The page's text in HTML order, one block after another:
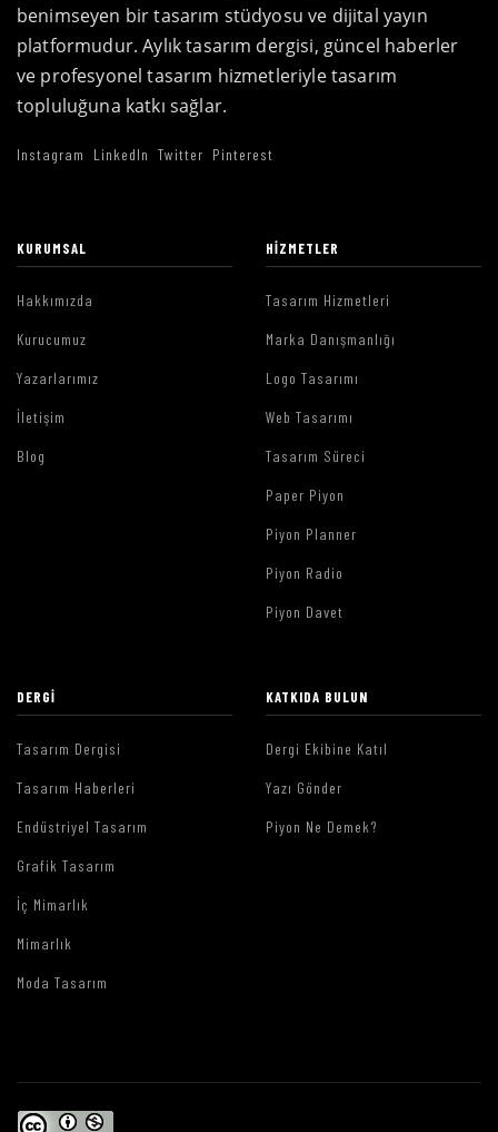
benimseyen bir tasarım stüdyosu ve dijital yayın
platformudur. Aylık tasarım dergisi, güncel haberler
ve profesyonel tasarım hizmetleriyle tasarım
topluluğuna katkı sağlar.
Instagram LinkedIn Twitter Pinterest
KURUMSAL
Hakkımızda
Kurucumuz
Yazarlarımız
İletişim
Blog
HIZMETLER
Tasarım Hizmetleri
Marka Danışmanlığı
Logo Tasarımı
Web Tasarımı
Tasarım Süreci
Paper Piyon
Piyon Planner
Piyon Radio
Piyon Davet
DERGI
Tasarım Dergisi
Tasarım Haberleri
Endüstriyel Tasarım
Grafik Tasarım
İç Mimarlık
Mimarlık
Moda Tasarım
KATKIDA BULUN
Dergi Ekibine Katıl
Yazı Gönder
Piyon Ne Demek?